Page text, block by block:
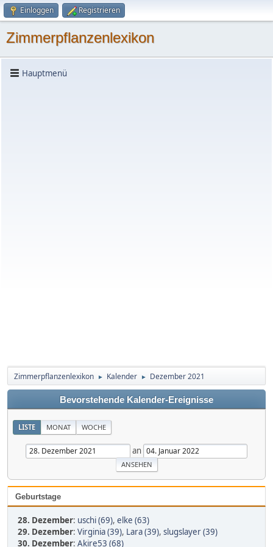
Einloggen Registrieren
Zimmerpflanzenlexikon
Hauptmenü
Zimmerpflanzenlexikon ► Kalender ► Dezember 2021
Bevorstehende Kalender-Ereignisse
LISTE MONAT WOCHE
an
Geburtstage
28. Dezember: uschi (69), elke (63)
29. Dezember: Virginia (39), Lara (39), slugslayer (39)
30. Dezember: Akire53 (68)